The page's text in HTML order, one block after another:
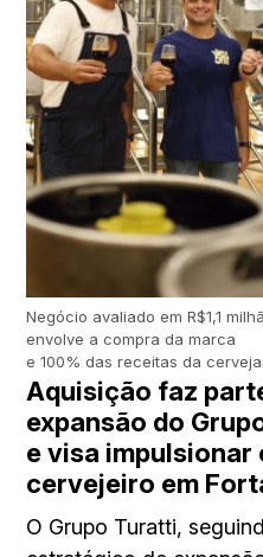
Negócio avaliado em R$1,1
envolve a compra da marca
e 100% das receitas da
Aquisição faz
expansão do
e visa impulsionar
cervejeiro em
O Grupo Turatti,